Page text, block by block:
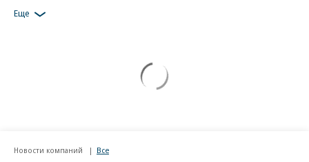
Еще
Новости компаний Все